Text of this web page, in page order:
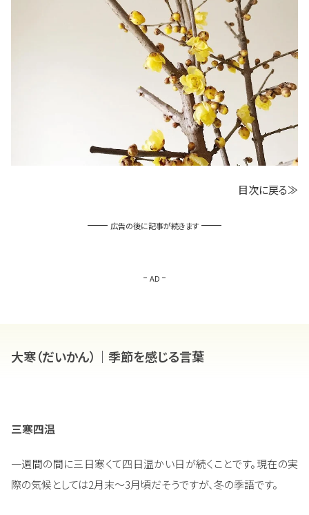
目次に戻る≫
広告の後に記事が続きます
AD
大寒（だいかん）｜季節を感じる言葉
三寒四温
一週間の間に三日寒くて四日温かい日が続くことです。現在の実
際の気候としては2月末～3月頃だそうですが、冬の季語です。